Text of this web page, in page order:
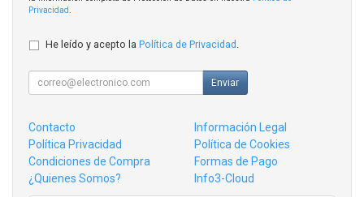
Privacidad
He leído y acepto la Política de Privacidad .
Enviar
Contacto
Información Legal
Política Privacidad
Política de Cookies
Condiciones de Compra
Formas de Pago
¿Quienes Somos?
Info3-Cloud